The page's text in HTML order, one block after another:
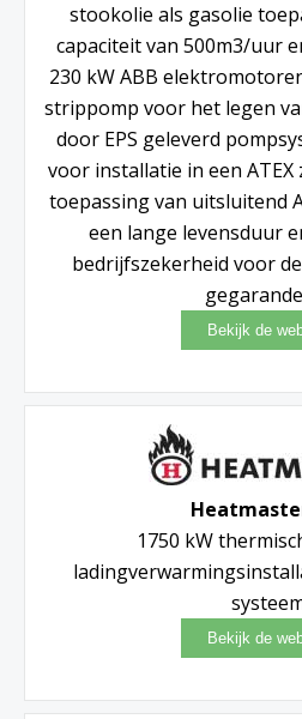
stookolie als gasolie
capaciteit van 500m3/uur
230 kW ABB
strippomp voor het legen
door EPS geleverd
voor installatie in een ATEX
toepassing van uitsluitend
een lange levensduur
bedrijfszekerheid voor
1750 kW